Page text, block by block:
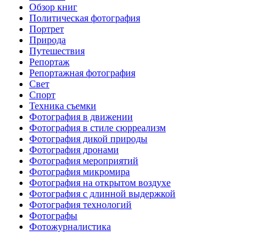
Обзор книг
Политическая фотография
Портрет
Природа
Путешествия
Репортаж
Репортажная фотография
Свет
Спорт
Техника съемки
Фотография в движении
Фотография в стиле сюрреализм
Фотография дикой природы
Фотография дронами
Фотография мероприятий
Фотография микромира
Фотография на открытом воздухе
Фотография с длинной выдержкой
Фотография технологий
Фотографы
Фотожурналистика